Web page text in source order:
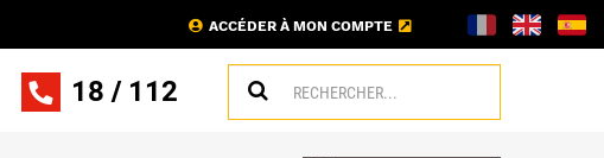
ACCÉDER À MON COMPTE
18 / 112